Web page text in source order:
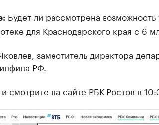
Будет ли рассмотрена возможность
для Краснодарского края с 6
заместитель директора
РФ.
смотрите на сайте РБК Ростов в